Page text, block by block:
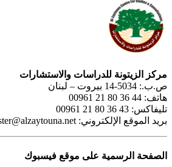
مركز الزيتونة للدراسات والاستشارات
ص.ب.: 5034-14 بيروت – لبنان
هاتف: 44 36 80 21 00961
تليفاكس: 43 36 80 21 00961
بريد الموقع الإلكتروني:
الصفحة الرسمية على موقع فيسبوك